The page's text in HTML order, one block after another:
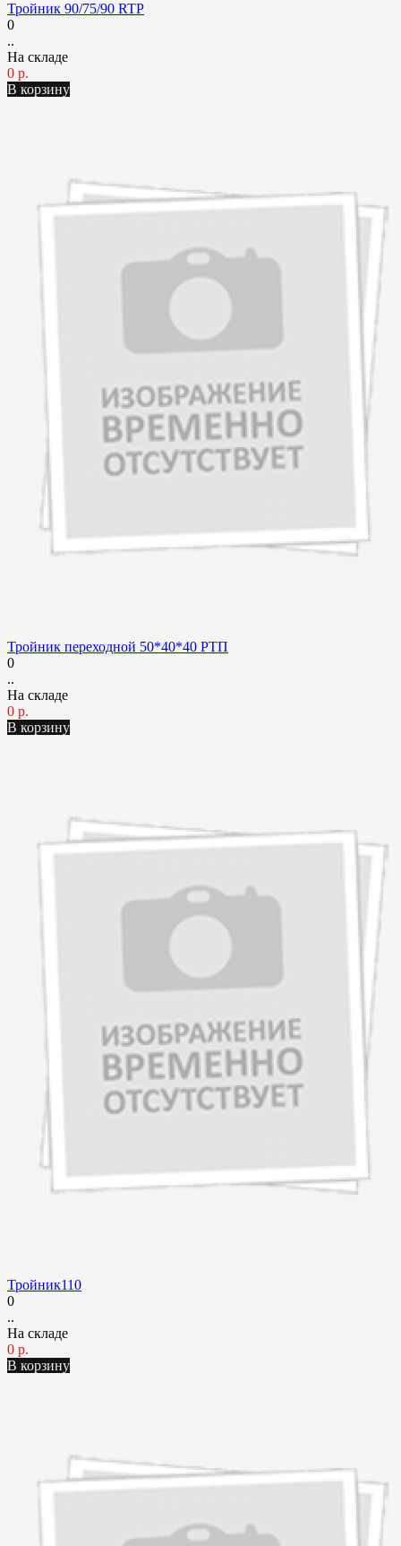
Тройник 90/75/90 RTP
0
..
На складе
0 р.
В корзину
Тройник переходной 50*40*40 РТП
0
..
На складе
0 р.
В корзину
Тройник110
0
..
На складе
0 р.
В корзину